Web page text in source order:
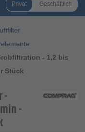
Privat Geschäftlich
- 1,2 bis
Stück
-
-